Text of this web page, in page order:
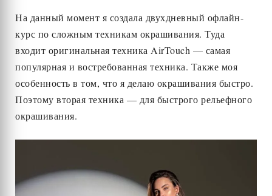
На данный момент я создала двухдневный офлайн-
курс по сложным техникам окрашивания. Туда
входит оригинальная техника AirTouch — самая
популярная и востребованная техника. Также моя
особенность в том, что я делаю окрашивания быстро.
Поэтому вторая техника — для быстрого рельефного
окрашивания.